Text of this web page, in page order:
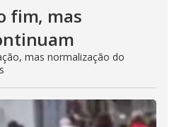
fim, mas
mas normalização do